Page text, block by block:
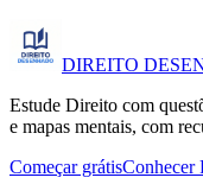
DIREITO
Estude Direito com
e mapas mentais, com
Começar grátisConhecer